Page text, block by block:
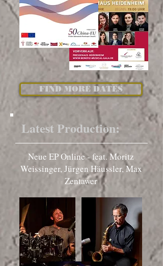
FIND MORE DATES
Latest Production:
Neue EP Online - feat.Moritz
Weissinger, Jürgen Häussler, Max
Zentawer